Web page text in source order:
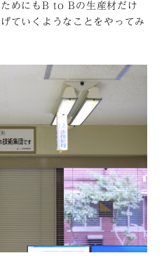
めにもB to Bの生産材だけ
ていくようなことをやってみ